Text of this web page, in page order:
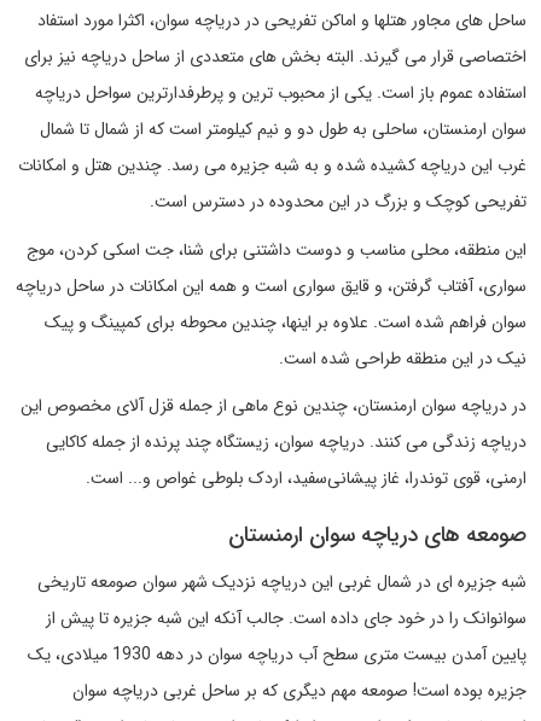
ساحل های مجاور هتلها و اماکن تفریحی در دریاچه سوان، اکثرا مورد استفاد
اختصاصی قرار می گیرند. البته بخش های متعددی از ساحل دریاچه نیز برای
استفاده عموم باز است. یکی از محبوب ترین و پرطرفدارترین سواحل دریاچه
سوان ارمنستان، ساحلی به طول دو و نیم کیلومتر است که از شمال تا شمال
غرب این دریاچه کشیده شده و به شبه جزیره می رسد. چندین هتل و امکانات
تفریحی کوچک و بزرگ در این محدوده در دسترس است.
این منطقه، محلی مناسب و دوست داشتنی برای شنا، جت اسکی کردن، موج
سواری، آفتاب گرفتن، و قایق سواری است و همه این امکانات در ساحل دریاچه
سوان فراهم شده است. علاوه بر اینها، چندین محوطه برای کمپینگ و پیک
نیک در این منطقه طراحی شده است.
در دریاچه سوان ارمنستان، چندین نوع ماهی از جمله قزل آلای مخصوص این
دریاچه زندگی می کنند. دریاچه سوان، زیستگاه چند پرنده از جمله کاکایی
ارمنی، قوی توندرا، غاز پیشانی‌سفید، اردک بلوطی غواص و... است.
صومعه های دریاچه سوان ارمنستان
شبه جزیره ای در شمال غربی این دریاچه نزدیک شهر سوان صومعه تاریخی
سوانوانک را در خود جای داده است. جالب آنکه این شبه جزیره تا پیش از
پایین آمدن بیست متری سطح آب دریاچه سوان در دهه 1930 میلادی، یک
جزیره بوده است! صومعه مهم دیگری که بر ساحل غربی دریاچه سوان